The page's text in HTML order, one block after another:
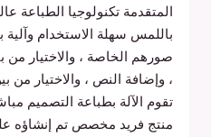
المتقدمة تكنولوجيا الطباعة
باللمس سهلة الاستخدام وآلية
صورهم الخاصة ، والاختيار من
، وإضافة النص ، والاختيار من
تقوم الآلة بطباعة التصميم
منتج فريد مخصص تم إنشاؤه